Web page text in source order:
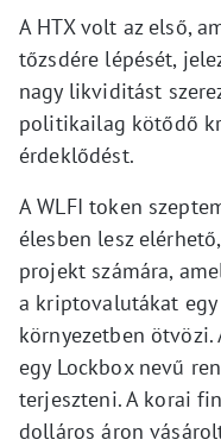
A HTX volt az első,
tőzsdére lépését,
nagy likviditást
politikailag kötődő
érdeklődést.
A WLFI token
élesben lesz
projekt számára,
a kriptovalutákat
környezetben
egy Lockbox nevű
terjeszteni. A korai
dolláros áron